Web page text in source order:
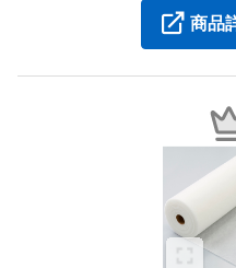
商品